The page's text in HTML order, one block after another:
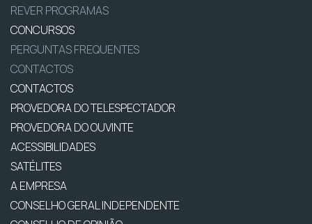
REVER PROGRAMAS
CONCURSOS
PERGUNTAS FREQUENTES
CONTACTOS
CONTACTOS
PROVEDORA DO TELESPECTADOR
PROVEDORA DO OUVINTE
ACESSIBILIDADES
SATÉLITES
A EMPRESA
CONSELHO GERAL INDEPENDENTE